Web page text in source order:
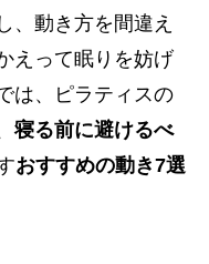
、動き方を間違え
えって眠りを妨げ
は、ピラティスの
寝る前に避けるべ
おすすめの動き7選